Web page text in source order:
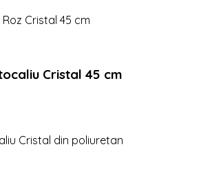
Cristal 45 cm
Cristal din poliuretan